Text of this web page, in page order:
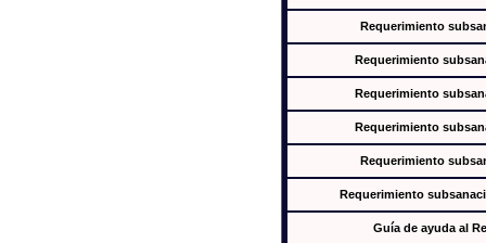
Requerimiento
Requerimiento
Requerimiento
Requerimiento
Requerimiento
Requerimiento
Guía de ayuda al